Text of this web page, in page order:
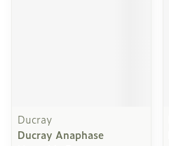
Ducray
Ducray Anaphase